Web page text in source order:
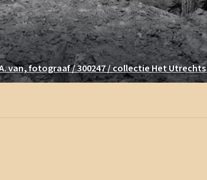
van, fotograaf / 300247 / collectie Het Utrechts